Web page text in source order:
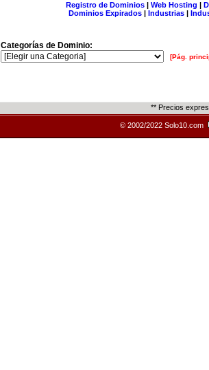
Registro de Dominios| Web Hosting |
Dominios Expirados | Industrias |
Categorías de Dominio:
[Pág.
** Precios
© 2002/2022 Solo10.com